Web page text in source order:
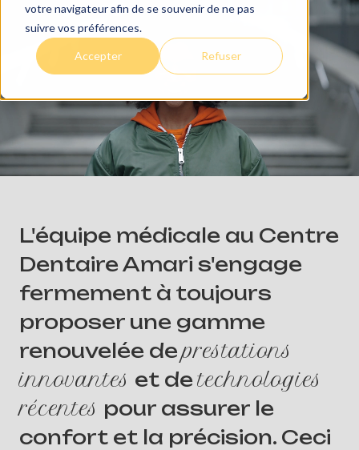
votre navigateur afin de se souvenir de ne pas
suivre vos préférences.
Accepter Refuser
L'équipe médicale au Centre
Dentaire Amari s'engage
fermement à toujours
proposer une gamme
renouvelée deprestations
innovantes et detechnologies
récentes pour assurer le
confort et la précision. Ceci